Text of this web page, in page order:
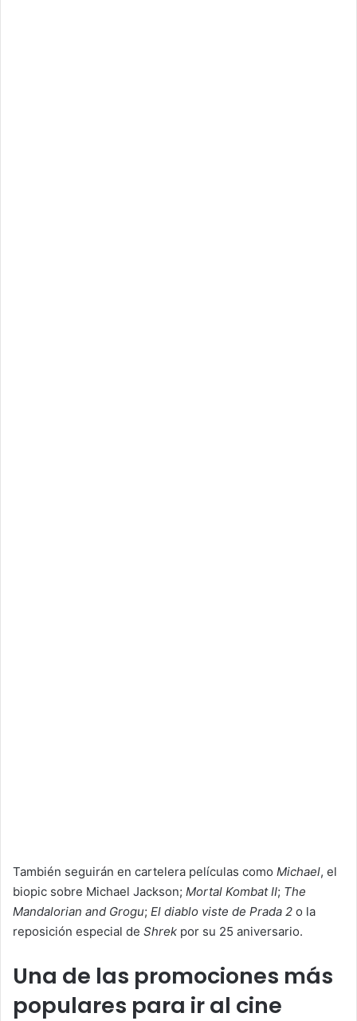
También seguirán en cartelera películas como Michael, el
biopic sobre Michael Jackson; Mortal Kombat II; The
Mandalorian and Grogu; El diablo viste de Prada 2 o la
reposición especial de Shrek por su 25 aniversario.
Una de las promociones más
populares para ir al cine